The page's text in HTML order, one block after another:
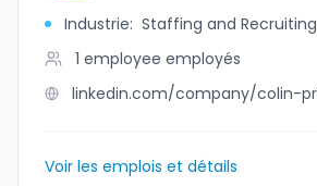
Industrie: Staffing and Recruiting
1 employee employés
Voir les emplois et détails